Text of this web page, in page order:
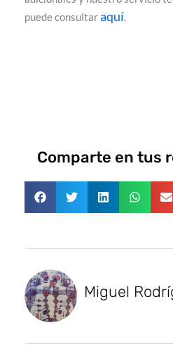
puede consultaraquí.
Comparte en tus
Miguel